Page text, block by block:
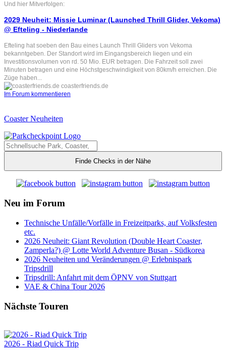
Und hier Mitverfolgen:
2029 Neuheit: Missie Luminar (Launched Thrill Glider, Vekoma)
@ Efteling - Niederlande
Efteling hat soeben den Bau eines Launch Thrill Gliders von Vekoma
bekanntgeben. Der Standort wird im Eingangsbereich liegen und ein
Investitionsvolumen von rd. 50 Mio. EUR betragen. Die Fahrzeit soll zwei
Minuten betragen und eine Höchstgeschwindigkeit von 80km/h erreichen. Die
Züge haben...
coasterfriends.de
Im Forum kommentieren
Coaster Neuheiten
Finde Checks in der Nähe
Neu im Forum
Technische Unfälle/Vorfälle in Freizeitparks, auf Volksfesten
etc.
2026 Neuheit: Giant Revolution (Double Heart Coaster,
Zamperla?) @ Lotte World Adventure Busan - Südkorea
2026 Neuheiten und Veränderungen @ Erlebnispark
Tripsdrill
Tripsdrill: Anfahrt mit dem ÖPNV von Stuttgart
VAE & China Tour 2026
Nächste Touren
2026 - Riad Quick Trip